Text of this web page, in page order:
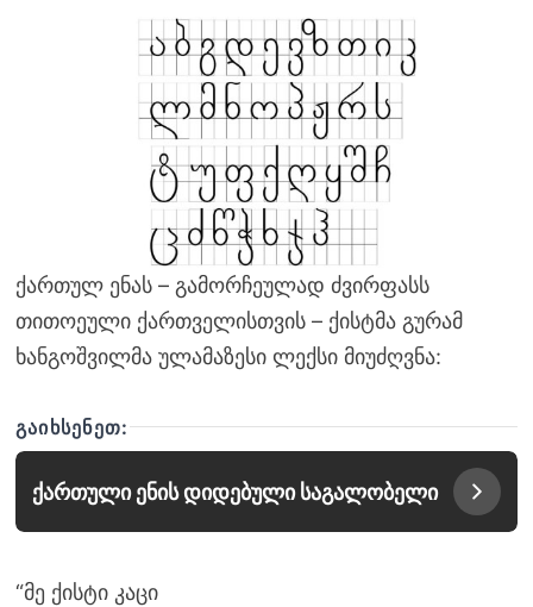
ქართულ ენას – გამორჩეულად ძვირფასს
თითოეული ქართველისთვის – ქისტმა გურამ
ხანგოშვილმა ულამაზესი ლექსი მიუძღვნა:
ᲒᲐᲘᲮᲡᲔᲜᲔᲗ:
ქართული ენის დიდებული საგალობელი
“მე ქისტი კაცი